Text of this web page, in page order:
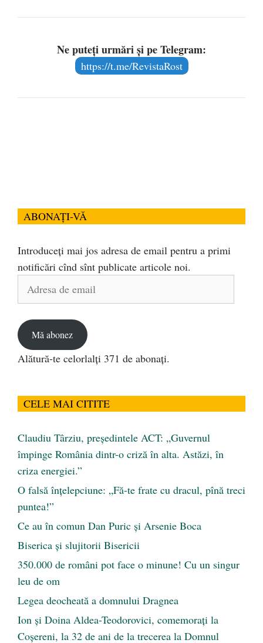
Ne puteți urmări și pe Telegram:
https://t.me/RevistaRost
ABONAȚI-VĂ
Introduceți mai jos adresa de email pentru a primi
notificări cînd sînt publicate articole noi.
Adresa
Mă abonez
Alătură-te celorlalți 371 de abonați.
CELE MAI CITITE
Claudiu Târziu, președintele ACT: „Guvernul
împinge România dintr-o criză în alta. Astăzi, în
criza energiei.”
O falsă înțelepciune: „Fă-te frate cu dracul, pînă treci
puntea!”
Ce au în comun Dan Puric şi Arsenie Boca
Biserica și slujitorii Bisericii
350.000 de români pot face o minune! Cu un singur
leu de om
Legea deocheată a domnului Dragnea
Ion și Doina Aldea-Teodorovici, comemorați la
Coșereni, la 32 de ani de la trecerea la Domnul